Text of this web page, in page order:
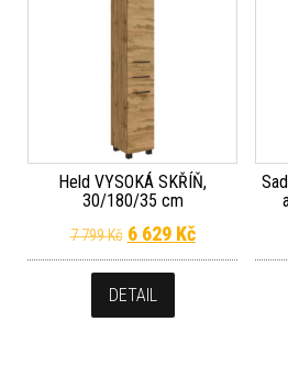
Held VYSOKÁ SKŘÍŇ,
30/180/35 cm
7 799Kč Původní cena byla:
6 629 KčAktuální
DETAIL